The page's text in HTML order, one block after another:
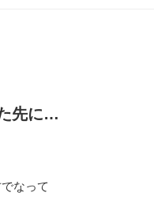
先に…
なって